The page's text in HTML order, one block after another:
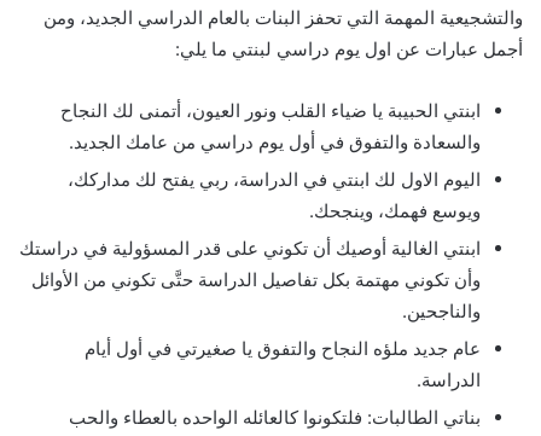
والتشجيعية المهمة التي تحفز البنات بالعام الدراسي الجديد، ومن
أجمل عبارات عن اول يوم دراسي لبنتي ما يلي:
ابنتي الحبيبة يا ضياء القلب ونور العيون، أتمنى لك النجاح
والسعادة والتفوق في أول يوم دراسي من عامك الجديد.
اليوم الاول لك ابنتي في الدراسة، ربي يفتح لك مداركك،
ويوسع فهمك، وينجحك.
ابنتي الغالية أوصيك أن تكوني على قدر المسؤولية في دراستك
وأن تكوني مهتمة بكل تفاصيل الدراسة حتَّى تكوني من الأوائل
والناجحين.
عام جديد ملؤه النجاح والتفوق يا صغيرتي في أول أيام
الدراسة.
بناتي الطالبات: فلتكونوا كالعائله الواحده بالعطاء والحب